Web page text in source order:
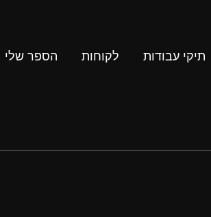
תיקי עבודות לקוחות הספר שלי